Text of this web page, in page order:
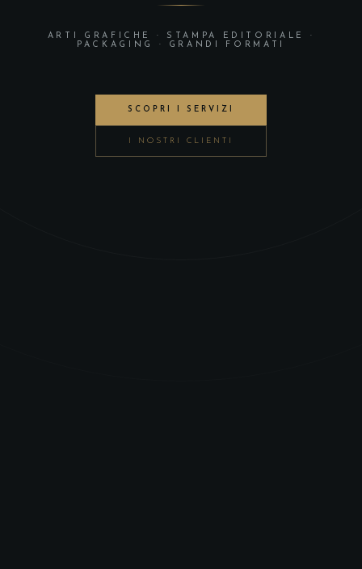
ARTI GRAFICHE · STAMPA EDITORIALE ·
PACKAGING · GRANDI FORMATI
SCOPRI I SERVIZI
I NOSTRI CLIENTI